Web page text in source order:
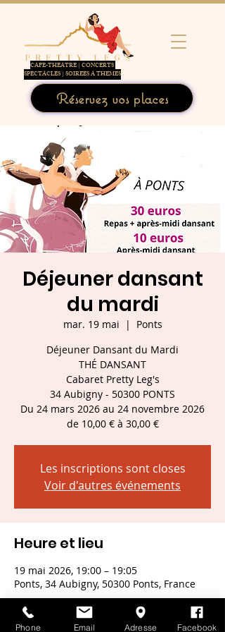
Réservez vos places
CAFE-THEATRE | CONCERTS
SPECTACLES | SOIREES A THEMES
Déjeuner dansant
du mardi
mar. 19 mai
  |
Ponts
Déjeuner Dansant du Mardi
THÉ DANSANT
Cabaret Pretty Leg's
34 Aubigny - 50300 PONTS
Du 24 mars 2026 au 24 novembre 2026
de 10,00 € à 30,00 €
Les inscriptions sont closes
Voir d'autres événements
Heure et lieu
19 mai 2026, 19:00 – 19:05
Ponts, 34 Aubigny, 50300 Ponts, France
Autres dates
mar. 29 sept., 19:00
Phone Email Adresse Facebook